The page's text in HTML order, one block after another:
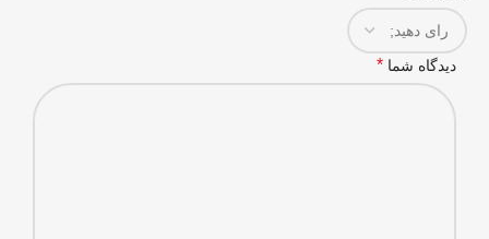
دیدگاه شما *